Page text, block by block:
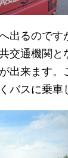
出るのです
交通機関と
出来ます。
バスに乗車